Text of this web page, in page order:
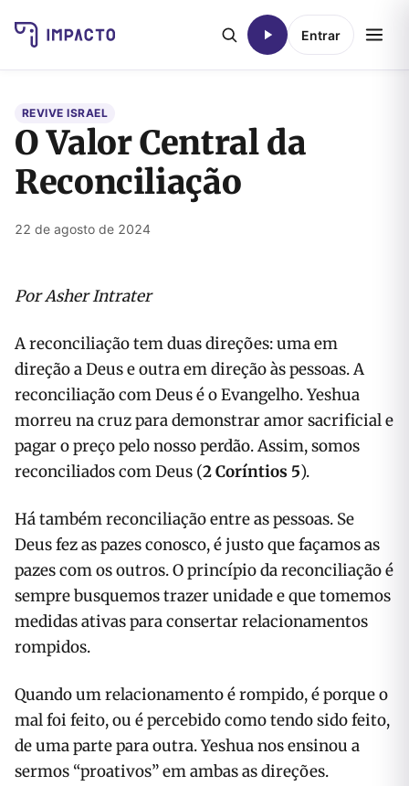
Entrar
REVIVE ISRAEL
O Valor Central da
Reconciliação
22 de agosto de 2024
Por Asher Intrater
A reconciliação tem duas direções: uma em
direção a Deus e outra em direção às pessoas. A
reconciliação com Deus é o Evangelho. Yeshua
morreu na cruz para demonstrar amor sacrificial e
pagar o preço pelo nosso perdão. Assim, somos
reconciliados com Deus (2 Coríntios 5).
Há também reconciliação entre as pessoas. Se
Deus fez as pazes conosco, é justo que façamos as
pazes com os outros. O princípio da reconciliação é
sempre busquemos trazer unidade e que tomemos
medidas ativas para consertar relacionamentos
rompidos.
Quando um relacionamento é rompido, é porque o
mal foi feito, ou é percebido como tendo sido feito,
de uma parte para outra. Yeshua nos ensinou a
sermos “proativos” em ambas as direções.